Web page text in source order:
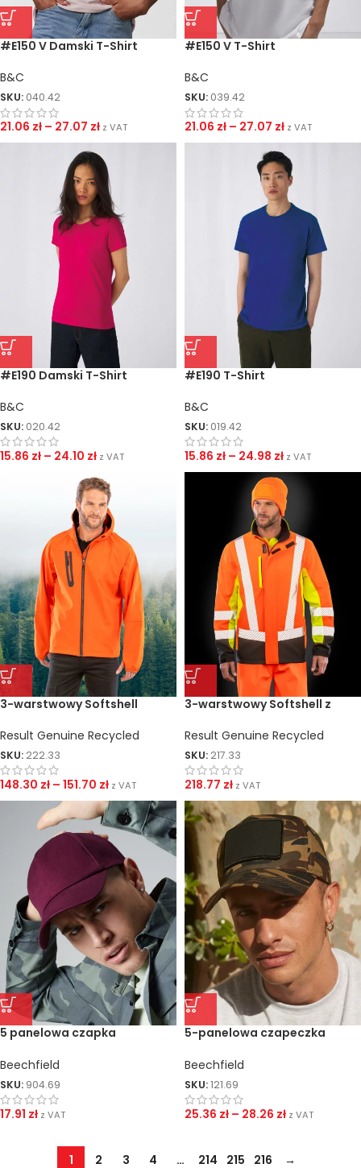
#E150 V Damski T-Shirt
B&C
SKU: 040.42
21.06 zł – 27.07 zł z VAT
#E150 V T-Shirt
B&C
SKU: 039.42
21.06 zł – 27.07 zł z VAT
#E190 Damski T-Shirt
B&C
SKU: 020.42
15.86 zł – 24.10 zł z VAT
#E190 T-Shirt
B&C
SKU: 019.42
15.86 zł – 24.98 zł z VAT
3-warstwowy Softshell
Result Genuine Recycled
SKU: 222.33
148.30 zł – 151.70 zł z VAT
3-warstwowy Softshell z
Result Genuine Recycled
SKU: 217.33
218.77 zł z VAT
5 panelowa czapka
Beechfield
SKU: 904.69
17.91 zł z VAT
5-panelowa czapeczka
Beechfield
SKU:121.69
25.36 zł – 28.26 zł z VAT
1 2 3 4 … 214 215 216 →